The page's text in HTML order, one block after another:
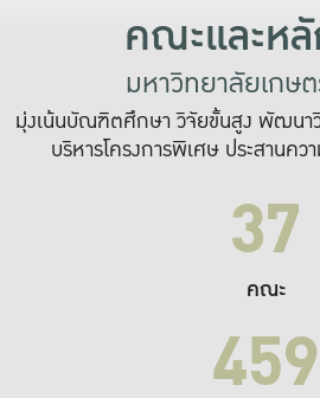
คณะและห
มหาวิทยาลัยเกษ
มุ่งเน้นบัณฑิตศึกษา วิจัยขั้นสูง พัฒนาวิ
บริหารโครงการพิเศษ ประสานค
37
คณะ
459